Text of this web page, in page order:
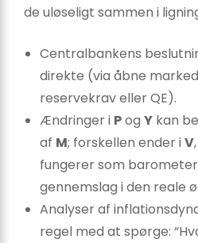
de uløseligt sammen i
Centralbankens
direkte (via åbne
reservekrav eller QE).
Ændringer i Pog Y kan
af M; forskellen ender iV
fungerer som
gennemslag i den reale
Analyser af
regel med at spørge: